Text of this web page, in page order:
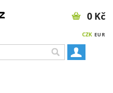
CZK EUR
0 Kč